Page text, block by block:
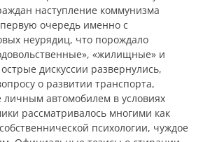
наступление коммунизма
очередь именно с
неурядиц, что порождало
«жилищные» и
дискуссии развернулись,
о развитии транспорта,
личным автомобилем в условиях
рассматривалось многими как
психологии, чуждое